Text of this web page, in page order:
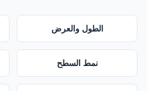
الطول والعرض
نمط السطح